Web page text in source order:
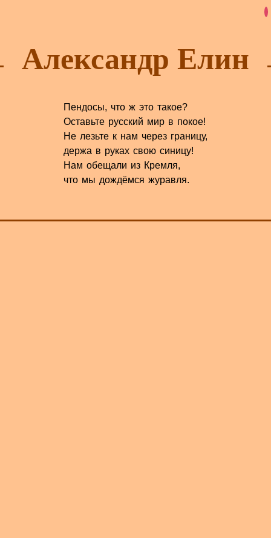
Александр Елин
Пендосы, что ж это такое?
Оставьте русский мир в покое!
Не лезьте к нам через границу,
держа в руках свою синицу!
Нам обещали из Кремля,
что мы дождёмся журавля.